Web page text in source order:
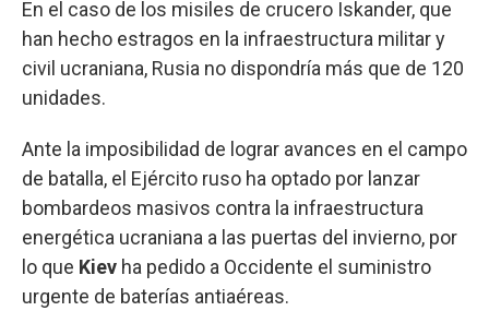
En el caso de los misiles de crucero Iskander, que
han hecho estragos en la infraestructura militar y
civil ucraniana, Rusia no dispondría más que de 120
unidades.
Ante la imposibilidad de lograr avances en el campo
de batalla, el Ejército ruso ha optado por lanzar
bombardeos masivos contra la infraestructura
energética ucraniana a las puertas del invierno, por
lo que Kiev ha pedido a Occidente el suministro
urgente de baterías antiaéreas.